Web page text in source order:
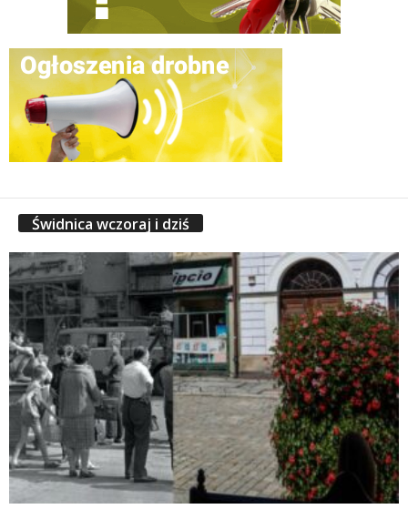
Świdnica wczoraj i dziś